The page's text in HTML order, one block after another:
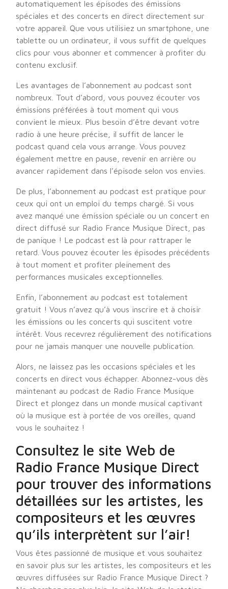
automatiquement les épisodes des émissions
spéciales et des concerts en direct directement sur
votre appareil. Que vous utilisiez un smartphone, une
tablette ou un ordinateur, il vous suffit de quelques
clics pour vous abonner et commencer à profiter du
contenu exclusif.
Les avantages de l’abonnement au podcast sont
nombreux. Tout d’abord, vous pouvez écouter vos
émissions préférées à tout moment qui vous
convient le mieux. Plus besoin d’être devant votre
radio à une heure précise, il suffit de lancer le
podcast quand cela vous arrange. Vous pouvez
également mettre en pause, revenir en arrière ou
avancer rapidement dans l’épisode selon vos envies.
De plus, l’abonnement au podcast est pratique pour
ceux qui ont un emploi du temps chargé. Si vous
avez manqué une émission spéciale ou un concert en
direct diffusé sur Radio France Musique Direct, pas
de panique ! Le podcast est là pour rattraper le
retard. Vous pouvez écouter les épisodes précédents
à tout moment et profiter pleinement des
performances musicales exceptionnelles.
Enfin, l’abonnement au podcast est totalement
gratuit ! Vous n’avez qu’à vous inscrire et à choisir
les émissions ou les concerts qui suscitent votre
intérêt. Vous recevrez régulièrement des notifications
pour ne jamais manquer une nouvelle publication.
Alors, ne laissez pas les occasions spéciales et les
concerts en direct vous échapper. Abonnez-vous dès
maintenant au podcast de Radio France Musique
Direct et plongez dans un monde musical captivant
où la musique est à portée de vos oreilles, quand
vous le souhaitez !
Consultez le site Web de
Radio France Musique Direct
pour trouver des informations
détaillées sur les artistes, les
compositeurs et les œuvres
qu’ils interprètent sur l’air!
Vous êtes passionné de musique et vous souhaitez
en savoir plus sur les artistes, les compositeurs et les
œuvres diffusées sur Radio France Musique Direct ?